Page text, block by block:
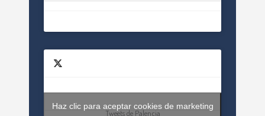
Tweets de Palencia
Haz clic para aceptar cookies de marketing